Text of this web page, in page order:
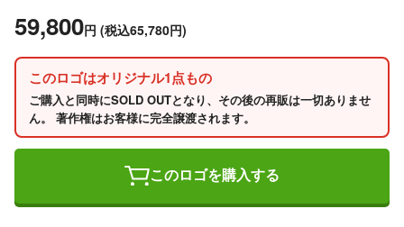
59,800円 (税込65,780円)
このロゴはオリジナル1点もの
ご購入と同時にSOLD OUTとなり、その後の再販は一切ありませ
ん。 著作権はお客様に完全譲渡されます。
このロゴを購入する